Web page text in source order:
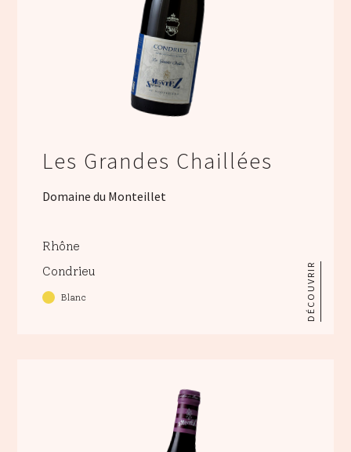
Les Grandes Chaillées
Domaine du Monteillet
Rhône
Condrieu
Blanc DÉCOUVRIR